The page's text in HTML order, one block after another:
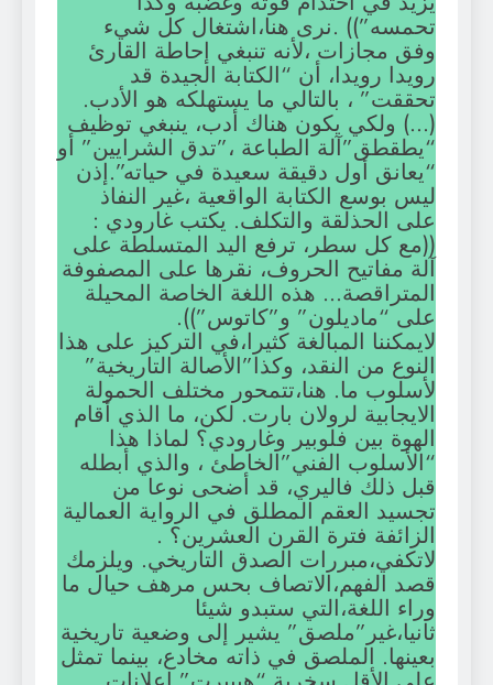
تحمسه”)) .نرى هنا،اشتغال كل شيء
وفق مجازات ،لأنه تنبغي إحاطة القارئ
رويدا رويدا، أن “الكتابة الجيدة قد
تحققت” ، بالتالي ما يستهلكه هو الأدب.
(…) ولكي يكون هناك أدب، ينبغي توظيف
“يطقطق”آلة الطباعة ،”تدق الشرايين” أو
“يعانق أول دقيقة سعيدة في حياته”.إذن
ليس بوسع الكتابة الواقعية ،غير النفاذ
على الحذلقة والتكلف. يكتب غارودي :
((مع كل سطر، ترفع اليد المتسلطة على
آلة مفاتيح الحروف، نقرها على المصفوفة
المتراقصة… هذه اللغة الخاصة المحيلة
على “ماديلون” و”كاتوس”)).
لايمكننا المبالغة كثيرا،في التركيز على هذا
النوع من النقد، وكذا”الأصالة التاريخية”
لأسلوب ما. هنا،تتمحور مختلف الحمولة
الايجابية لرولان بارت. لكن، ما الذي أقام
الهوة بين فلوبير وغارودي؟ لماذا هذا
“الأسلوب الفني”الخاطئ ، والذي أبطله
قبل ذلك فاليري، قد أضحى نوعا من
تجسيد العقم المطلق في الرواية العمالية
الزائفة فترة القرن العشرين؟ .
لاتكفي،مبررات الصدق التاريخي. ويلزمك
قصد الفهم،الاتصاف بحس مرهف حيال ما
وراء اللغة،التي ستبدو شيئا
ثانيا،غير”ملصق” يشير إلى وضعية تاريخية
بعينها. الملصق في ذاته مخادع، بينما تمثل